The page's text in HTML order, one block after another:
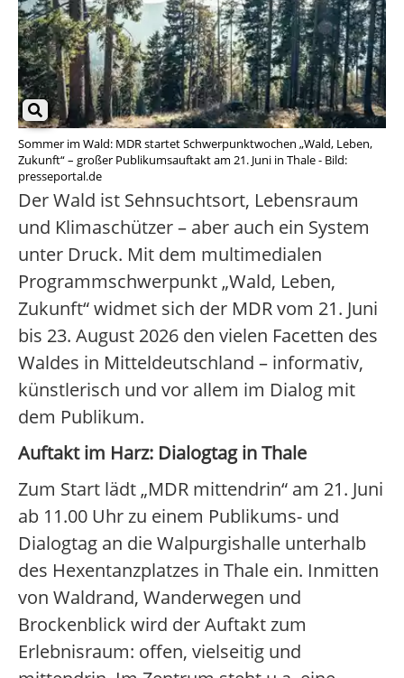
Sommer im Wald: MDR startet Schwerpunktwochen „Wald, Leben,
Zukunft“ – großer Publikumsauftakt am 21. Juni in Thale - Bild:
presseportal.de
Der Wald ist Sehnsuchtsort, Lebensraum
und Klimaschützer – aber auch ein System
unter Druck. Mit dem multimedialen
Programmschwerpunkt „Wald, Leben,
Zukunft“ widmet sich der MDR vom 21. Juni
bis 23. August 2026 den vielen Facetten des
Waldes in Mitteldeutschland – informativ,
künstlerisch und vor allem im Dialog mit
dem Publikum.
Auftakt im Harz: Dialogtag in Thale
Zum Start lädt „MDR mittendrin“ am 21. Juni
ab 11.00 Uhr zu einem Publikums- und
Dialogtag an die Walpurgishalle unterhalb
des Hexentanzplatzes in Thale ein. Inmitten
von Waldrand, Wanderwegen und
Brockenblick wird der Auftakt zum
Erlebnisraum: offen, vielseitig und